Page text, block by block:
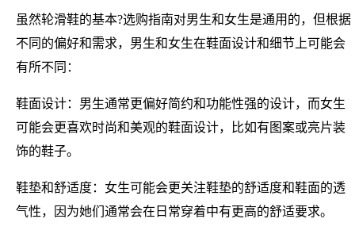
虽然轮滑鞋的基本?选购指南对男生和女生是通用的，但根据
不同的偏好和需求，男生和女生在鞋面设计和细节上可能会
有所不同：
鞋面设计：男生通常更偏好简约和功能性强的设计，而女生
可能会更喜欢时尚和美观的鞋面设计，比如有图案或亮片装
饰的鞋子。
鞋垫和舒适度：女生可能会更关注鞋垫的舒适度和鞋面的透
气性，因为她们通常会在日常穿着中有更高的舒适要求。